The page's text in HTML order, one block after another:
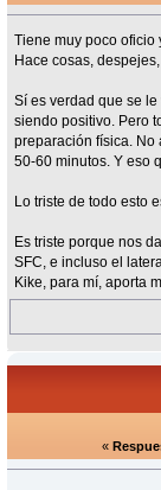
Tiene muy poco oficio
Hace cosas,
Sí es verdad que se
siendo positivo. Pero
preparación física. No
50-60 minutos. Y eso
Lo triste de todo esto
Es triste porque nos
SFC, e incluso el
Kike, para mí, aporta
«